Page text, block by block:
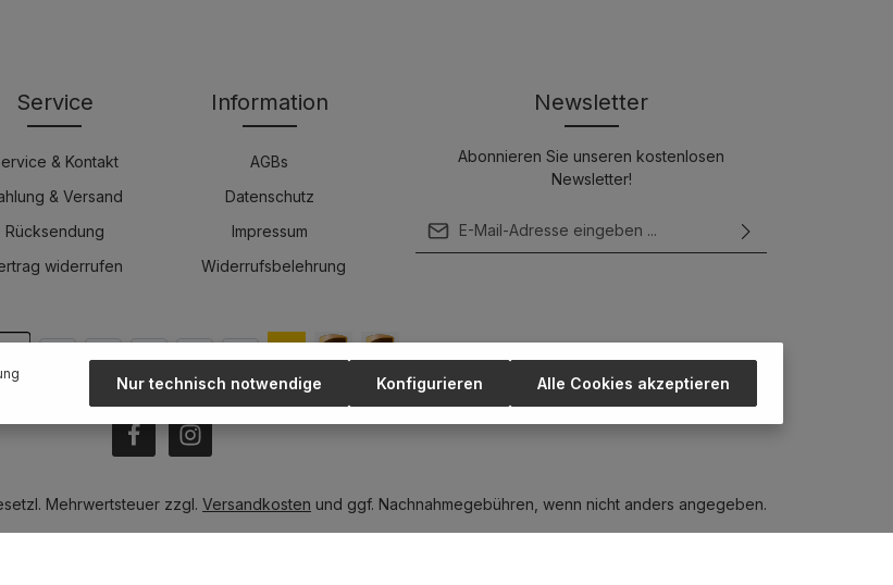
Newsletter
Abonnieren Sie unseren kostenlosen
Newsletter!
Um weiterzugehen, geben Sie die oben
Service
& Kontakt
& Versand
Rücksendung
widerrufen
Information
AGBs
Datenschutz
Impressum
Widerrufsbelehrung
Mehrwertsteuer zzgl. Versandkosten und ggf. Nachnahmegebühren, wenn nicht anders angegeben.
Nur technisch notwendige Konfigurieren Alle Cookies akzeptieren